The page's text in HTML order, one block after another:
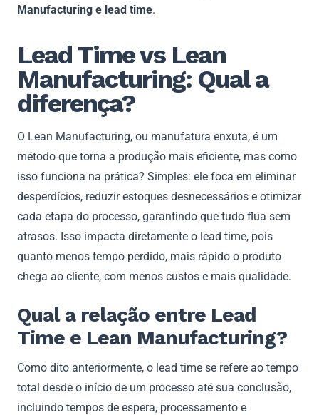
Manufacturing e lead time.
Lead Time vs Lean
Manufacturing: Qual a
diferença?
O Lean Manufacturing, ou manufatura enxuta, é um
método que torna a produção mais eficiente, mas como
isso funciona na prática? Simples: ele foca em eliminar
desperdícios, reduzir estoques desnecessários e otimizar
cada etapa do processo, garantindo que tudo flua sem
atrasos. Isso impacta diretamente o lead time, pois
quanto menos tempo perdido, mais rápido o produto
chega ao cliente, com menos custos e mais qualidade.
Qual a relação entre Lead
Time e Lean Manufacturing?
Como dito anteriormente, o lead time se refere ao tempo
total desde o início de um processo até sua conclusão,
incluindo tempos de espera, processamento e